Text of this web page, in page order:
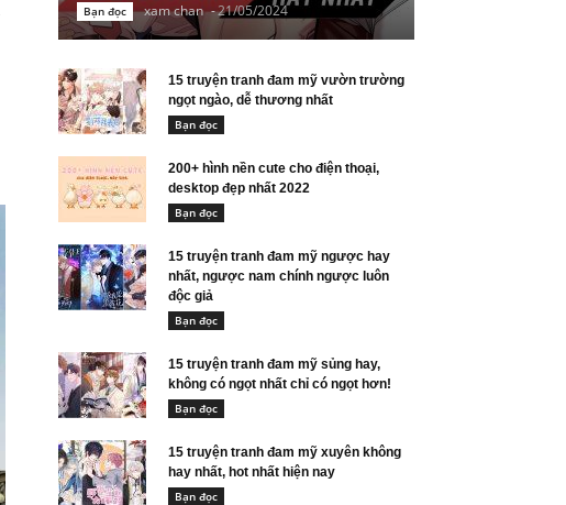
Bạn đọc xam chan -21/05/2024
15 truyện tranh đam mỹ vườn trường
ngọt ngào, dễ thương nhất
Bạn đọc
200+ hình nền cute cho điện thoại,
desktop đẹp nhất 2022
Bạn đọc
15 truyện tranh đam mỹ ngược hay
nhất, ngược nam chính ngược luôn
độc giả
Bạn đọc
15 truyện tranh đam mỹ sủng hay,
không có ngọt nhất chỉ có ngọt hơn!
Bạn đọc
15 truyện tranh đam mỹ xuyên không
hay nhất, hot nhất hiện nay
Bạn đọc